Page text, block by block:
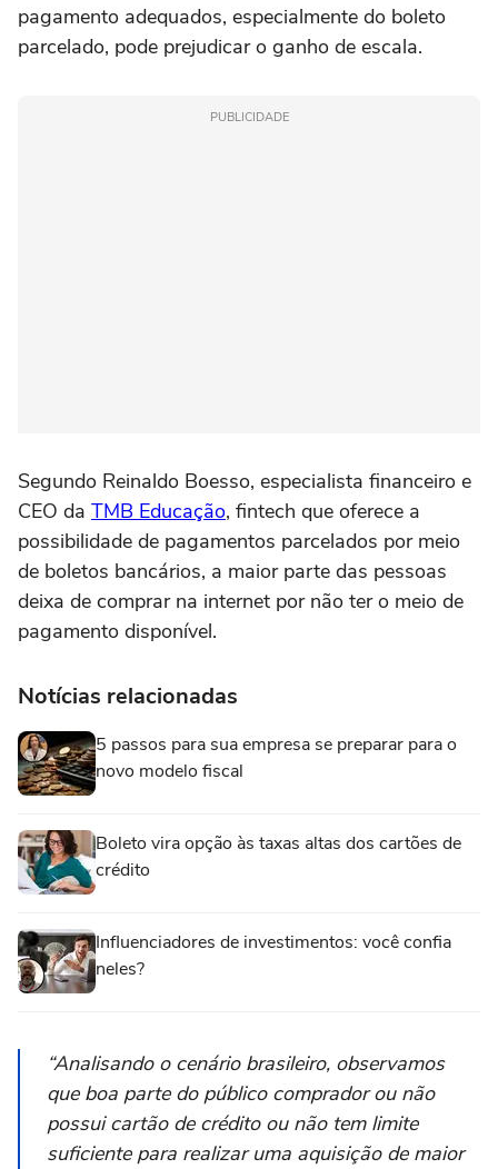
pagamento adequados, especialmente do boleto
parcelado, pode prejudicar o ganho de escala.
PUBLICIDADE
Segundo Reinaldo Boesso, especialista financeiro e
CEO da TMB Educação, fintech que oferece a
possibilidade de pagamentos parcelados por meio
de boletos bancários, a maior parte das pessoas
deixa de comprar na internet por não ter o meio de
pagamento disponível.
Notícias relacionadas
5 passos para sua empresa se preparar para o
novo modelo fiscal
Boleto vira opção às taxas altas dos cartões de
crédito
Influenciadores de investimentos: você confia
neles?
“Analisando o cenário brasileiro, observamos
que boa parte do público comprador ou não
possui cartão de crédito ou não tem limite
suficiente para realizar uma aquisição de maior